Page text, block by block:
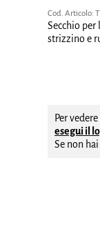
Cod. Articolo:
Secchio
strizzino e
Per
esegui il
Se non